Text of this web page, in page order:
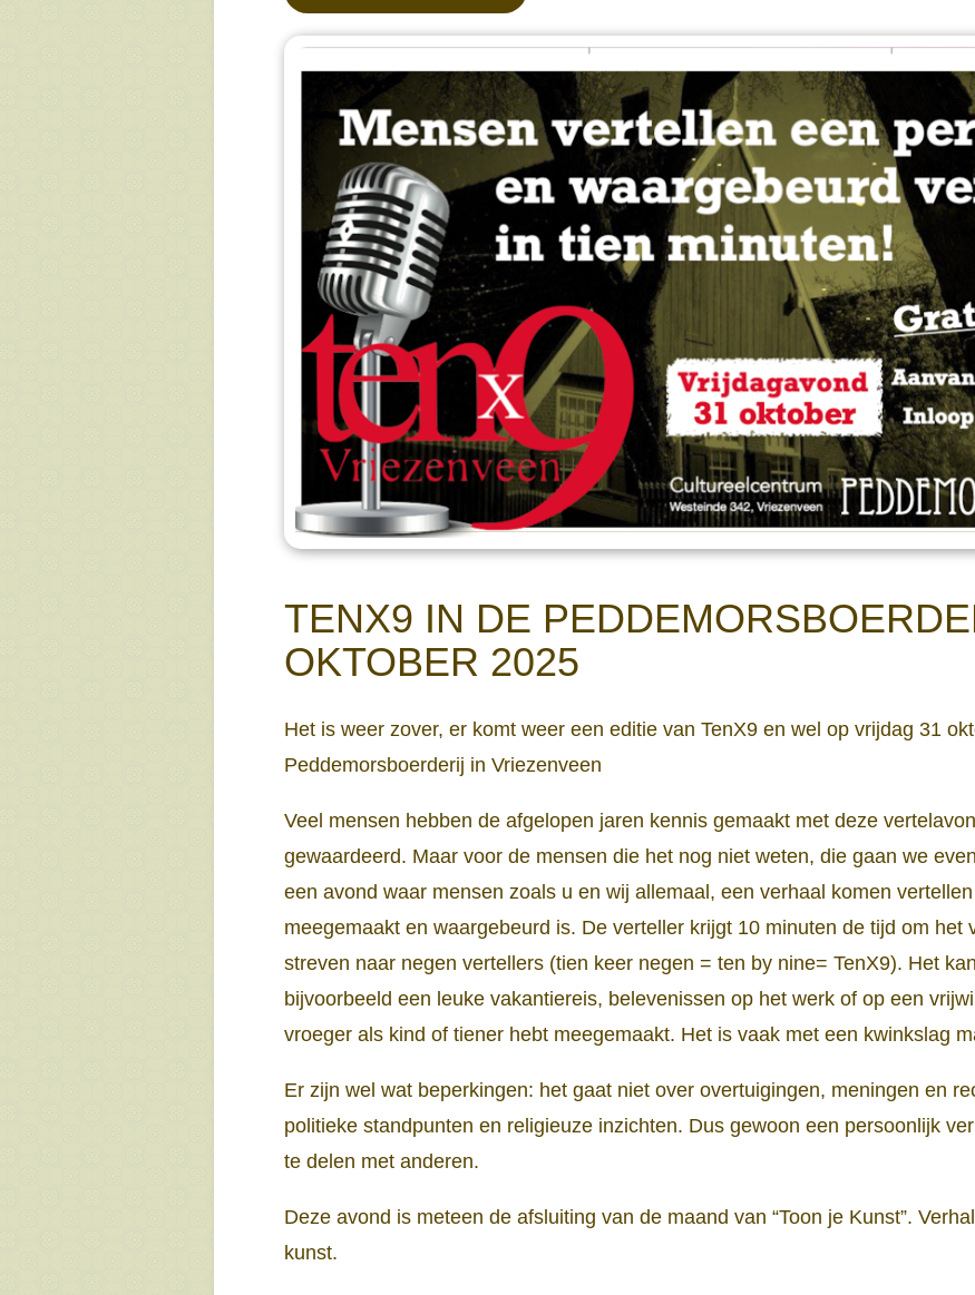
TENX9 IN DE
OKTOBER 2025
Het is weer zover, er komt weer een editie van TenX9 en wel op vrijdag 31
Peddemorsboerderij in Vriezenveen
Veel mensen hebben de afgelopen jaren kennis gemaakt met deze
gewaardeerd. Maar voor de mensen die het nog niet weten, die gaan we
een avond waar mensen zoals u en wij allemaal, een verhaal komen
meegemaakt en waargebeurd is. De verteller krijgt 10 minuten de tijd om het
streven naar negen vertellers (tien keer negen = ten by nine= TenX9). Het
bijvoorbeeld een leuke vakantiereis, belevenissen op het werk of op een
vroeger als kind of tiener hebt meegemaakt. Het is vaak met een kwinkslag
Er zijn wel wat beperkingen: het gaat niet over overtuigingen, meningen en
politieke standpunten en religieuze inzichten. Dus gewoon een persoonlijk
te delen met anderen.
Deze avond is meteen de afsluiting van de maand van “Toon je Kunst”.
kunst.